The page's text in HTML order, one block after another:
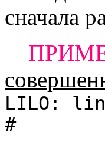
сначала
LILO:
#